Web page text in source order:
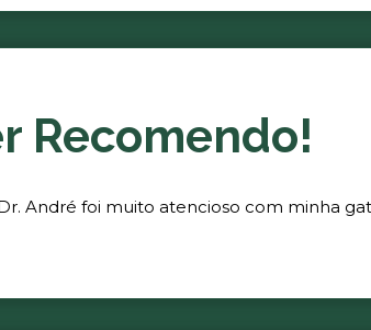
Recomendo!
André foi muito atencioso com minha